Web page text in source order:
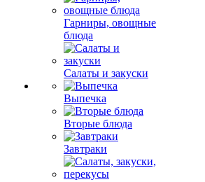
Гарниры, овощные
блюда
Салаты и закуски
Выпечка
Вторые блюда
Завтраки